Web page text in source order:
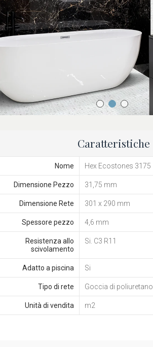
Caratteristiche
Nome Hex Ecostones 3175
Dimensione Pezzo 31,75 mm
Dimensione Rete 301 x 290 mm
Spessore pezzo 4,6 mm
Resistenza allo
scivolamento
Si. C3 R11
Adatto a piscina Si
Tipo di rete Goccia di poliuretano
Unità di vendita m2